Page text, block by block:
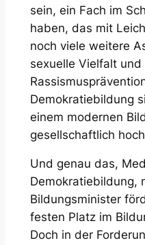
sein, ein Fach im
haben, das mit
noch viele weitere
sexuelle Vielfalt und
Demokratiebildung
einem modernen
gesellschaftlich
Und genau das,
Demokratiebildung,
Bildungsminister
festen Platz im
Doch in der